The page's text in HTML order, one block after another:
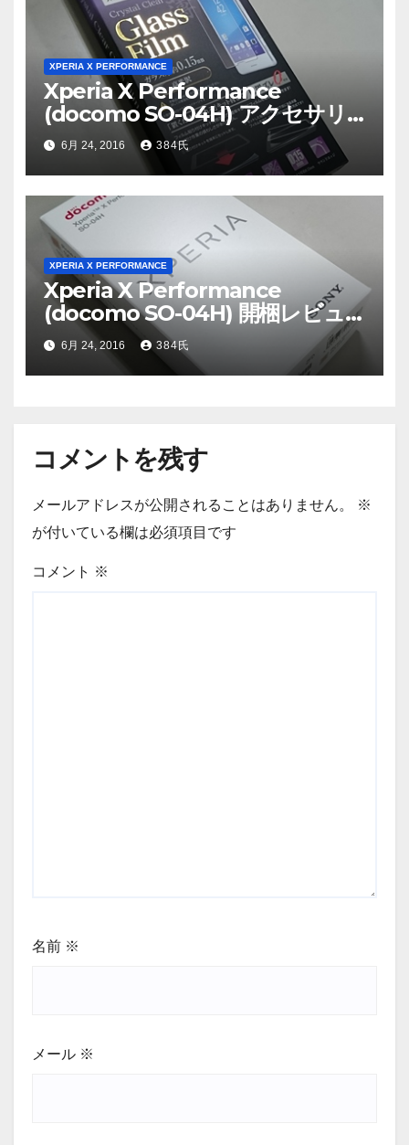
XPERIA X PERFORMANCE
Xperia X Performance
(docomo SO-04H) アクセサリ
レビュー
6月 24, 2016 384氏
XPERIA X PERFORMANCE
Xperia X Performance
(docomo SO-04H) 開梱レビュ
ー6月 24, 2016 384氏
コメントを残す
メールアドレスが公開されることはありません。
※
が付いている欄は必須項目です
コメント ※
名前 ※
メール ※